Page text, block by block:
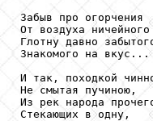
Забыв про огорчения
От воздуха ничейного
Глотну давно
Знакомого на вкус...
И так, походкой
Не смытая пучиною,
Из рек народа
Стекающих в одну,